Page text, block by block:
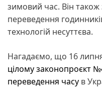
зимовий час. Він
переведення
технологій несуттєва.
Нагадаємо, що 16
цілому законопроєкт
переведення часу в